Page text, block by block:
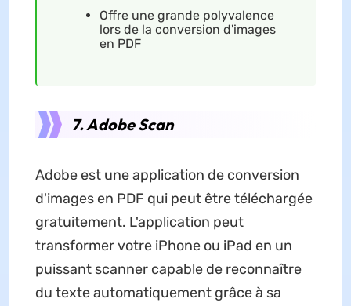
Offre une grande polyvalence
lors de la conversion d'images
en PDF
7. Adobe Scan
Adobe est une application de conversion
d'images en PDF qui peut être téléchargée
gratuitement. L'application peut
transformer votre iPhone ou iPad en un
puissant scanner capable de reconnaître
du texte automatiquement grâce à sa